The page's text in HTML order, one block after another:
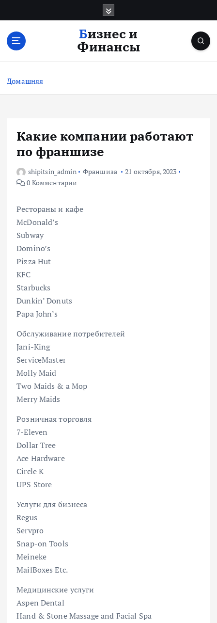
с
Бизнес и
Финансы
Домашняя
Какие компании работают
по франшизе
shipitsin_admin Франшиза
21 октября, 2023
0 Комментарии
Рестораны и кафе
McDonald’s
Subway
Domino’s
Pizza Hut
KFC
Starbucks
Dunkin’ Donuts
Papa John’s
Обслуживание потребителей
Jani-King
ServiceMaster
Molly Maid
Two Maids & a Mop
Merry Maids
Розничная торговля
7-Eleven
Dollar Tree
Ace Hardware
Circle K
UPS Store
Услуги для бизнеса
Regus
Servpro
Snap-on Tools
Meineke
MailBoxes Etc.
Медицинские услуги
Aspen Dental
Hand & Stone Massage and Facial Spa